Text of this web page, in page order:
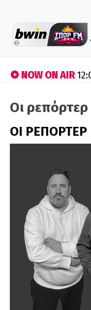
NOW ON AIR
Οι
ΟΙ ΡΕΠΟΡΤΕΡ